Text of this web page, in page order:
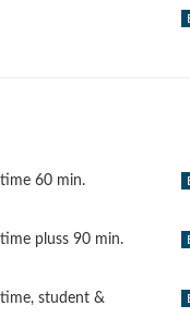
60 min.
pluss 90 min.
student &